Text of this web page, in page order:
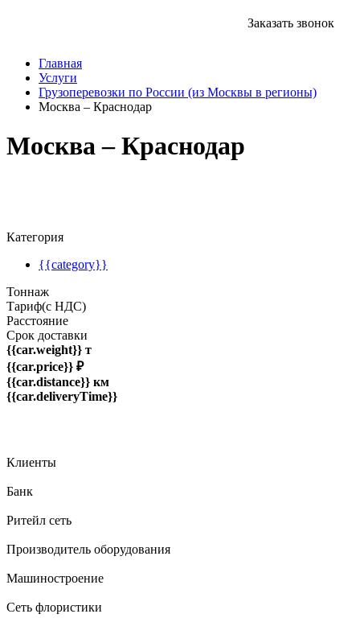
Заказать звонок
Главная
Услуги
Грузоперевозки по России (из Москвы в регионы)
Москва – Краснодар
Москва – Краснодар
Категория
{{category}}
Тоннаж
Тариф(с НДС)
Расстояние
Срок доставки
{{car.weight}} т
{{car.price}} ₽
{{car.distance}} км
{{car.deliveryTime}}
Клиенты
Банк
Ритейл сеть
Производитель оборудования
Машиностроение
Сеть флористики